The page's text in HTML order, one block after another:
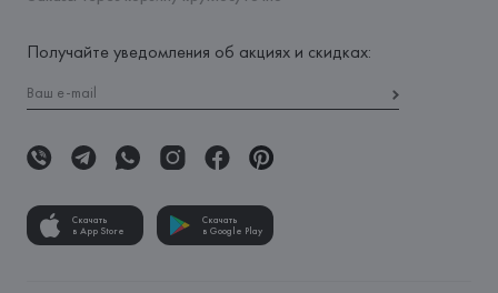
Получайте уведомления об акциях и скидках:
Скачать
в App Store
Скачать
в Google Play